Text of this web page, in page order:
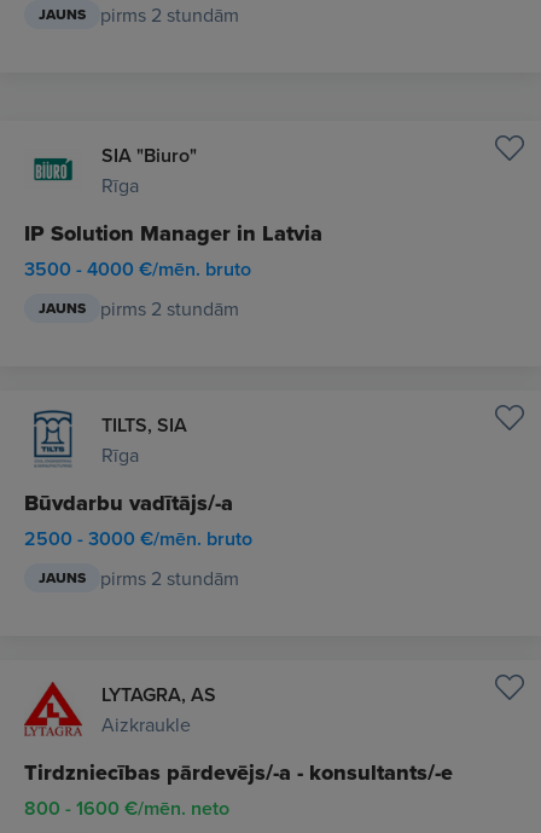
JAUNS pirms 2 stundām
SIA "Biuro"
Rīga
IP Solution Manager in Latvia
3500 - 4000 €/mēn. bruto
JAUNS pirms 2 stundām
TILTS, SIA
Rīga
Būvdarbu vadītājs/-a
2500 - 3000 €/mēn. bruto
JAUNS pirms 2 stundām
LYTAGRA, AS
Aizkraukle
Tirdzniecības pārdevējs/-a - konsultants/-e
800 - 1600 €/mēn. neto